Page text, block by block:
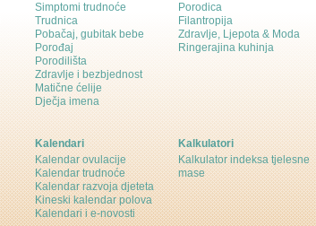
Simptomi trudnoće
Trudnica
Pobačaj, gubitak bebe
Porođaj
Porodilišta
Zdravlje i bezbjednost
Matične ćelije
Dječja imena
Porodica
Filantropija
Zdravlje, Ljepota & Moda
Ringerajina kuhinja
Kalendari
Kalendar ovulacije
Kalendar trudnoće
Kalendar razvoja djeteta
Kineski kalendar polova
Kalendari i e-novosti
Kalkulatori
Kalkulator indeksa tjelesne
mase